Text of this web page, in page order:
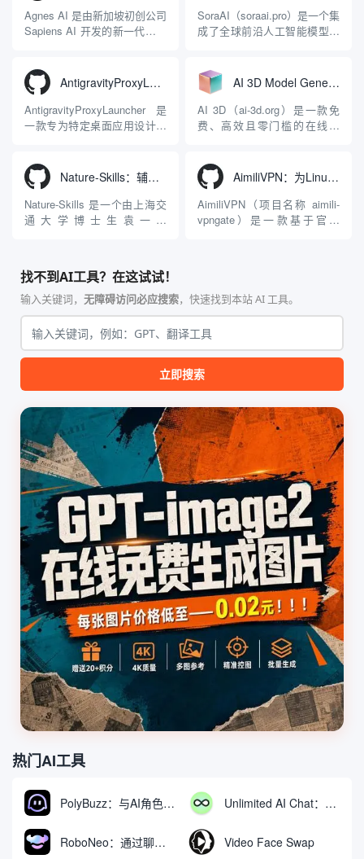
Apache 软件基金会。APISIX
彻底摒...
Antigravity IDE、Codex、
GitHub Copilo...
Agnes AI 是由新加坡初创公司
Sapiens AI 开发的新一代多模
限制，提供集文本、图像、视
频生成于一体的“全模态”大模
型能力。平台的核心产品矩阵
包括主打自动化工作流的
SoraAI（soraai.pro）是一个集
成了全球前沿人工智能模型的
者、营销人员及广大用户提供
一站式、开箱即用的视觉内容
生成解决方案。网站的核心优
势在于其强大的多模型聚合能
AntigravityProxyLauncher：免TUN全局代理使用Antigravity IDE
AntigravityProxyLauncher 是
一款专为特定桌面应用设计的
Windows 平台。当用户使用桌
面版 Gemini 客户端或
Antigravity IDE ...
AI 3D Model Generator：通过文本和图像快速生成3D模型的在线工具
AI 3D（ai-3d.org）是一款免
费、高效且零门槛的在线AI
动Seed 3D两大行业领先的AI
模型架构，致力于帮助用户无
需掌握复杂的3D拓扑知识或昂
贵的专业软件，即可在...
Nature-Skills：辅助撰写学术论文和绘制科研图表的智能体插件
Nature-Skills 是一个由上海交
通大学博士生袁一哲
合，专为顶级学术期刊（如
Nature、Science、Cell 等）
的论文撰写与发表流程设计。
该工具集以智能体插...
AimiliVPN：为Linux提供纯净出站家庭IP的VPN代理网关
AimiliVPN（项目名称 aimili-
vpngate）是一款基于官方
纯 Python 标准库编写，用户
无需安装...
找不到AI工具？在这试试！
输入关键词， 无障碍访问必应搜索，快速找到本站 AI 工具。
立即搜索
热门AI工具
PolyBuzz：与AI角色互动的免费聊天与角色扮演平台 Unlimited AI Chat：免费无限制的AI聊天工具
RoboNeo：通过聊天生成和编辑视频与图像的AI工具 Video Face Swap